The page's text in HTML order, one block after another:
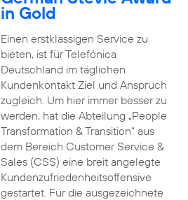
in Gold
Einen erstklassigen Service zu
bieten, ist für Telefónica
Deutschland im täglichen
Kundenkontakt Ziel und Anspruch
zugleich. Um hier immer besser zu
werden, hat die Abteilung „People
Transformation & Transition“ aus
dem Bereich Customer Service &
Sales (CSS) eine breit angelegte
Kundenzufriedenheitsoffensive
gestartet. Für die ausgezeichnete